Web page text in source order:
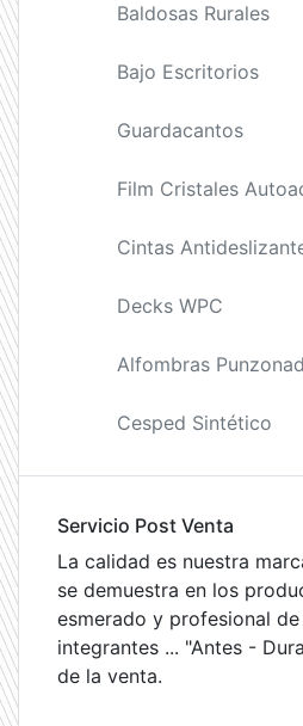
Baldosas Rurales
Bajo Escritorios
Guardacantos
Film Cristales
Cintas
Decks WPC
Alfombras
Cesped Sintético
Servicio Post Venta
La calidad es nuestra
se demuestra en los
esmerado y profesional
integrantes ... "Antes -
de la venta.